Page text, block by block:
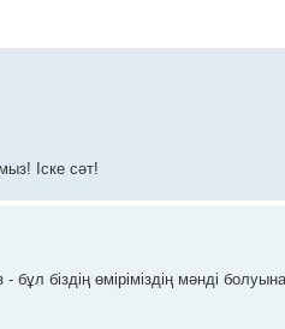
Іске сәт!
біздің өміріміздің мәнді